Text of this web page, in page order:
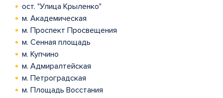
ост. "Улица Крыленко"
м. Академическая
м. Проспект Просвещения
м. Сенная площадь
м. Купчино
м. Адмиралтейская
м. Петроградская
м. Площадь Восстания